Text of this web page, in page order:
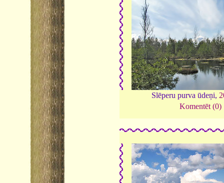
Slēperu purva ūdeņi,
Komentēt (0)